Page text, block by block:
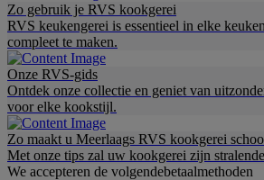
Zo gebruik je RVS kookgerei
RVS keukengerei is essentieel in elke
compleet te maken.
Onze RVS-gids
Ontdek onze collectie en geniet van
voor elke kookstijl.
Zo maakt u Meerlaags RVS kookgerei
Met onze tips zal uw kookgerei zijn
We accepteren de volgendebetaalmethoden